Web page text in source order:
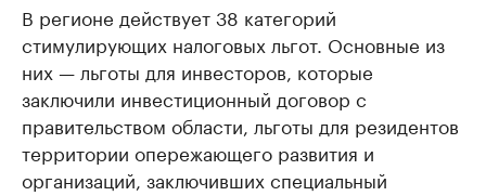
В регионе действует 38 категорий
стимулирующих налоговых льгот. Основные из
них — льготы для инвесторов, которые
заключили инвестиционный договор с
правительством области, льготы для резидентов
территории опережающего развития и
организаций, заключивших специальный